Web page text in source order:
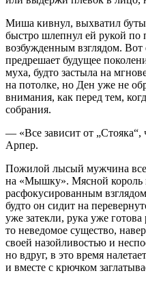
Миша кивнул, выхватил
быстро шлепнул ей рукой по
возбужденным взглядом.
предрешает будущее
муха, будто застыла на
на потолке, но Ден уже не
внимания, как перед тем,
собрания.
— «Все зависит от
Арпер.
Пожилой лысый мужчина все
на «Мышку». Мясной король
расфокусированным
будто он сидит на
уже затекли, рука уже готова
то неведомое существо,
своей назойливостью и
но вдруг, в это время
и вместе с крючком